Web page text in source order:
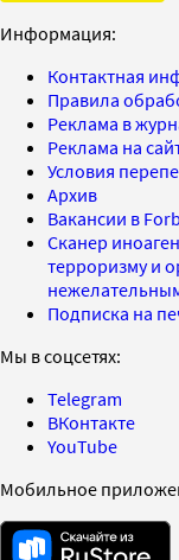
Информация:
Контактная
Правила
Реклама в
Реклама на
Условия
Архив
Вакансии в
Сканер
терроризму и
Подписка на
Мы в соцсетях:
Telegram
ВКонтакте
YouTube
Мобильное